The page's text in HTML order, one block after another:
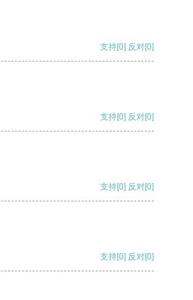
支持[0] 反对[0]
支持[0] 反对[0]
支持[0] 反对[0]
支持[0] 反对[0]